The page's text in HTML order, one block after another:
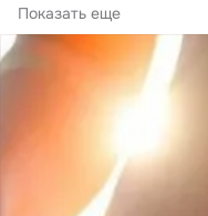
Для выполнения блеск-
Показать еще